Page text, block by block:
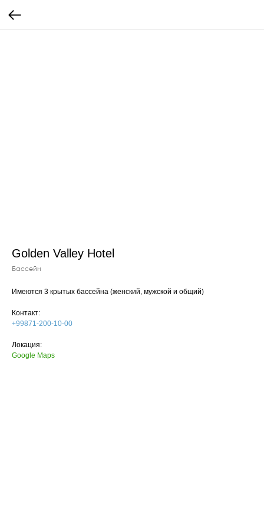
Golden Valley Hotel
Бассейн
Имеются 3 крытых бассейна (женский, мужской и общий)
Контакт:
+99871-200-10-00
Локация:
Google Maps